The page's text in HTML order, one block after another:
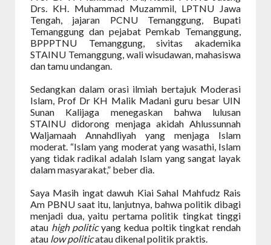
Drs. KH. Muhammad Muzammil, LPTNU Jawa
Tengah, jajaran PCNU Temanggung, Bupati
Temanggung dan pejabat Pemkab Temanggung,
BPPPTNU Temanggung, sivitas akademika
STAINU Temanggung, wali wisudawan, mahasiswa
dan tamu undangan.
Sedangkan dalam orasi ilmiah bertajuk Moderasi
Islam, Prof Dr KH Malik Madani guru besar UIN
Sunan Kalijaga menegaskan bahwa lulusan
STAINU didorong menjaga akidah Ahlussunnah
Waljamaah Annahdliyah yang menjaga Islam
moderat. “Islam yang moderat yang wasathi, Islam
yang tidak radikal adalah Islam yang sangat layak
dalam masyarakat,” beber dia.
Saya Masih ingat dawuh Kiai Sahal Mahfudz Rais
Am PBNU saat itu, lanjutnya, bahwa politik dibagi
menjadi dua, yaitu pertama politik tingkat tinggi
atau high politicyang kedua poltik tingkat rendah
atau low politicatau dikenal politik praktis.